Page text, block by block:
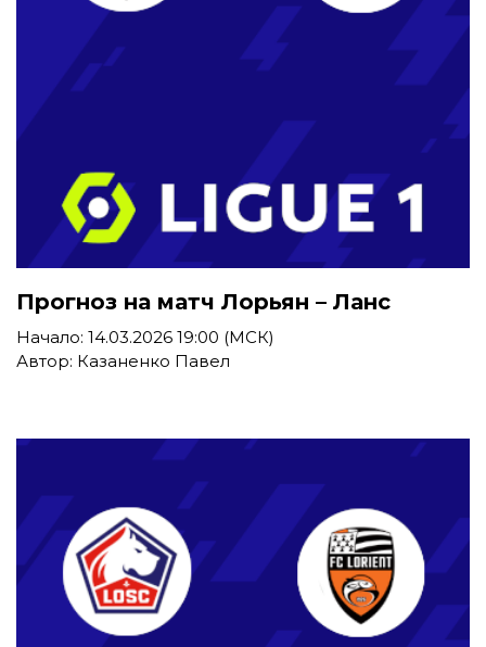
Прогноз на матч Лорьян – Ланс
Начало: 14.03.2026 19:00 (МСК)
Автор: Казаненко Павел